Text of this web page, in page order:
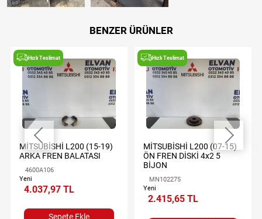
BENZER ÜRÜNLER
Hızlı Teslimat
MİTSUBİSHİ L200 (15-19)
ARKA FREN BALATASI
4600A106
Yeni
4.037,97 TL
Sepete Ekle
Hızlı Teslimat
MİTSUBİSHİ L200 (07-15)
ÖN FREN DİSKİ 4x2 5
BİJON
MN102275
Yeni
2.415,65 TL